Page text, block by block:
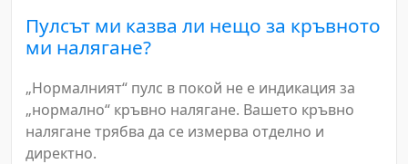
Пулсът ми казва ли нещо за кръвното
ми налягане?
„Нормалният“ пулс в покой не е индикация за
„нормално“ кръвно налягане. Вашето кръвно
налягане трябва да се измерва отделно и
директно.